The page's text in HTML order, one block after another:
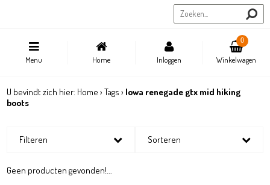
Menu Home Inloggen Winkelwagen
0
U bevindt zich hier: Home ›Tags › lowa renegade gtx mid hiking
boots
Filteren Sorteren
Geen producten gevonden!...